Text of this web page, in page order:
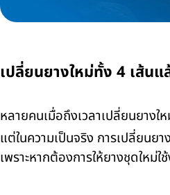
เปลี่ยนยางใหม่ทั้ง 4 เส้นแ
หลายคนเมื่อถึงเวลาเปลี่ยนยางใ
แต่ในความเป็นจริง การเปลี่ยนย
เพราะหากต้องการให้ยางชุดให